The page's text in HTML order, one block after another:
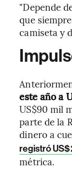
"Depende
que
camiseta y
este año a
US$90 mil
parte de la
dinero a
registró
métrica.